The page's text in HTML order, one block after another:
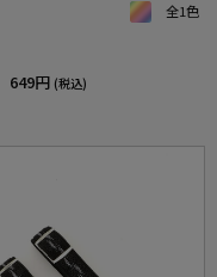
全1色
649円 (税込)